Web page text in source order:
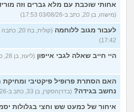
אחותי שוכבת עם מלא גברים וזה
(מישהו, בן 20, כתב ב-03/08/26 17:53)
לעבור מגוב ללוחמה
17:42)
היי חייב שאלה לגבי אייפון (ליעוז, בן 28, כתב ב-03/08/26 17:33)
האם הסתרת פרופיל פיקטיבי ומחיקת
נחשב בגידה? (בדרןהסקרן, בן 33, כתב ב-03/08/26 17:24)
איחור של כמעט שש וחצי בגלולות